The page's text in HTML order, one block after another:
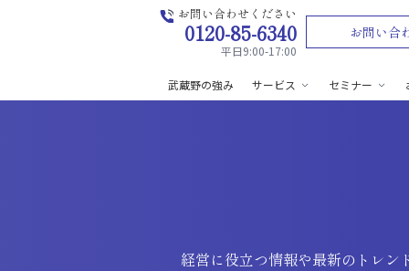
お問い合わせください
0120-85-6340
平日9:00-17:00
お問い合
武蔵野の強み サービス セミナー
経営に役立つ情報や最新のトレン